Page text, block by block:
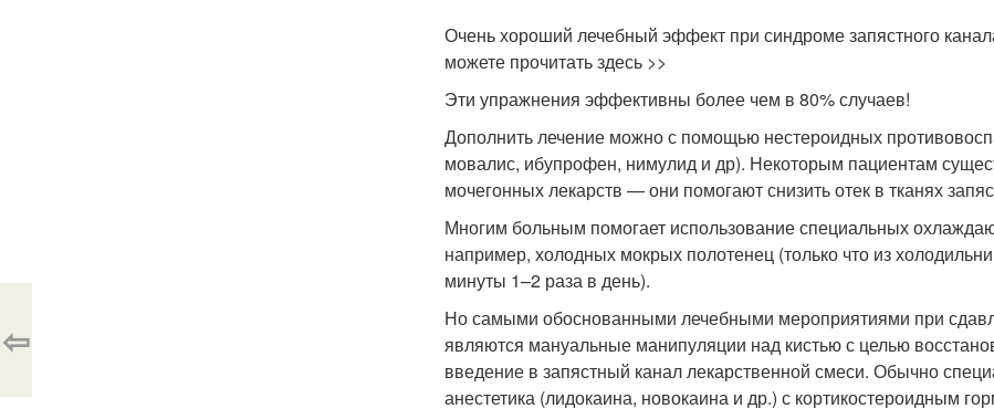
Очень хороший лечебный эффект при синдроме запястного
можете прочитать здесь >>
Эти упражнения эффективны более чем в 80% случаев!
Дополнить лечение можно с помощью нестероидных
мовалис, ибупрофен, нимулид и др). Некоторым пациентам
мочегонных лекарств — они помогают снизить отек в тканях
Многим больным помогает использование специальных
например, холодных мокрых полотенец (только что из
минуты 1–2 раза в день).
Но самыми обоснованными лечебными мероприятиями при
являются мануальные манипуляции над кистью с целью
введение в запястный канал лекарственной смеси. Обычно
анестетика (лидокаина, новокаина и др.) с кортикостероидным
⇦